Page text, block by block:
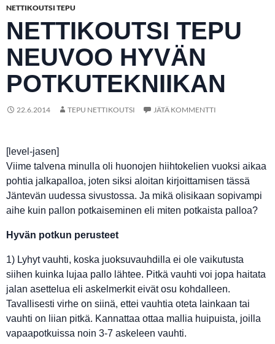
NETTIKOUTSI TEPU
NETTIKOUTSI TEPU
NEUVOO HYVÄN
POTKUTEKNIIKAN
22.6.2014 TEPU NETTIKOUTSI JÄTÄ KOMMENTTI
[level-jasen]
Viime talvena minulla oli huonojen hiihtokelien vuoksi aikaa
pohtia jalkapalloa, joten siksi aloitan kirjoittamisen tässä
Jäntevän uudessa sivustossa. Ja mikä olisikaan sopivampi
aihe kuin pallon potkaiseminen eli miten potkaista palloa?
Hyvän potkun perusteet
1) Lyhyt vauhti, koska juoksuvauhdilla ei ole vaikutusta
siihen kuinka lujaa pallo lähtee. Pitkä vauhti voi jopa haitata
jalan asettelua eli askelmerkit eivät osu kohdalleen.
Tavallisesti virhe on siinä, ettei vauhtia oteta lainkaan tai
vauhti on liian pitkä. Kannattaa ottaa mallia huipuista, joilla
vapaapotkuissa noin 3-7 askeleen vauhti.